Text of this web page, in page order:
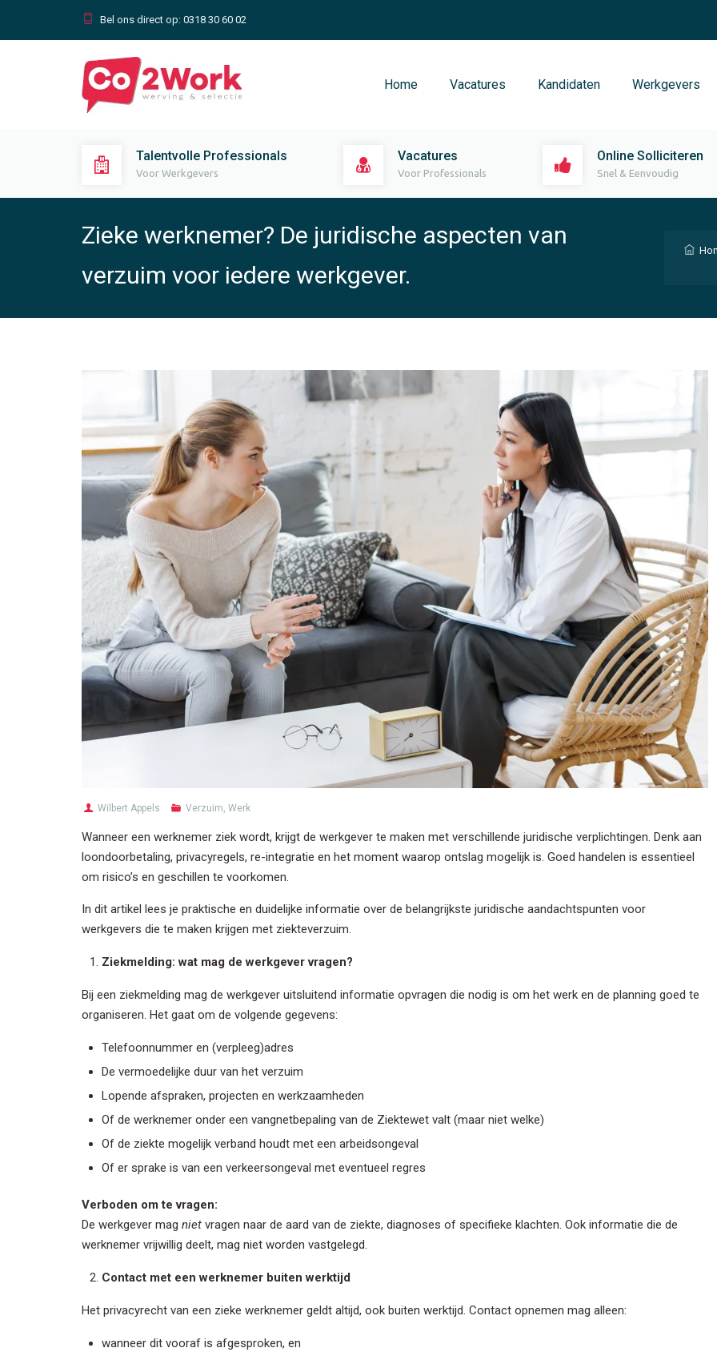
Bel ons direct op: 0318 30 60 02
Home Vacatures Kandidaten Werkgevers
Talentvolle Professionals
Voor Werkgevers
Vacatures
Voor Professionals
Online Solliciteren
Snel & Eenvoudig
Zieke werknemer? De juridische aspecten van
verzuim voor iedere werkgever.
Wilbert Appels Verzuim, Werk
Wanneer een werknemer ziek wordt, krijgt de werkgever te maken met verschillende juridische verplichtingen. Denk aan
loondoorbetaling, privacyregels, re-integratie en het moment waarop ontslag mogelijk is. Goed handelen is essentieel
om risico’s en geschillen te voorkomen.
In dit artikel lees je praktische en duidelijke informatie over de belangrijkste juridische aandachtspunten voor
werkgevers die te maken krijgen met ziekteverzuim.
Ziekmelding: wat mag de werkgever vragen?
Bij een ziekmelding mag de werkgever uitsluitend informatie opvragen die nodig is om het werk en de planning goed te
organiseren. Het gaat om de volgende gegevens:
Telefoonnummer en (verpleeg)adres
De vermoedelijke duur van het verzuim
Lopende afspraken, projecten en werkzaamheden
Of de werknemer onder een vangnetbepaling van de Ziektewet valt (maar niet welke)
Of de ziekte mogelijk verband houdt met een arbeidsongeval
Of er sprake is van een verkeersongeval met eventueel regres
Verboden om te vragen:
De werkgever mag niet vragen naar de aard van de ziekte, diagnoses of specifieke klachten. Ook informatie die de
werknemer vrijwillig deelt, mag niet worden vastgelegd.
Contact met een werknemer buiten werktijd
Het privacyrecht van een zieke werknemer geldt altijd, ook buiten werktijd. Contact opnemen mag alleen:
wanneer dit vooraf is afgesproken, en